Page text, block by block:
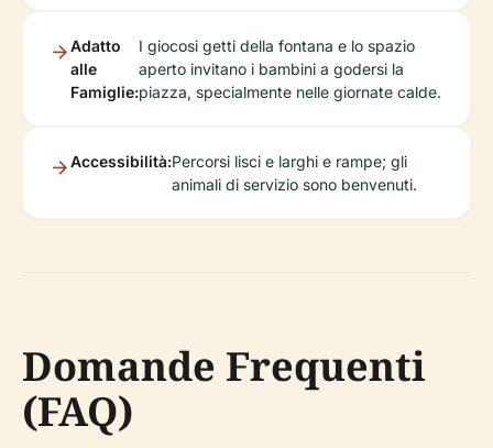
Adatto
alle
Famiglie:
I giocosi getti della fontana e lo spazio
aperto invitano i bambini a godersi la
piazza, specialmente nelle giornate calde.
Accessibilità:Percorsi lisci e larghi e rampe; gli
animali di servizio sono benvenuti.
Domande Frequenti
(FAQ)